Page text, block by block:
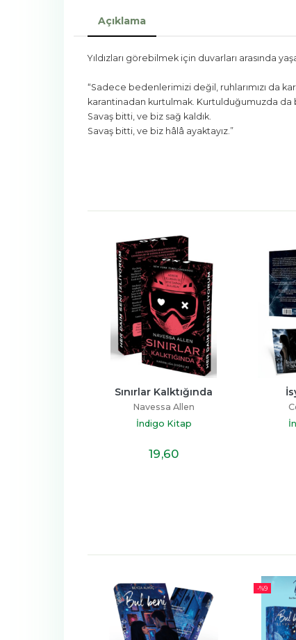
Açıklama
Yıldızları görebilmek için duvarları arasında
“Sadece bedenlerimizi değil, ruhlarımızı da
karantinadan kurtulmak. Kurtulduğumuzda da
Savaş bitti, ve biz sağ kaldık.
Savaş bitti, ve biz hâlâ ayaktayız.”
Sınırlar Kalktığında
Navessa Allen
İndigo Kitap
19,60
-%9